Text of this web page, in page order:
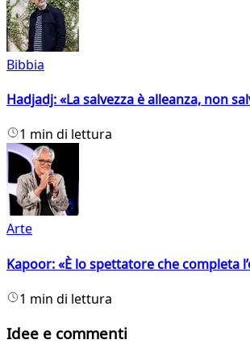
Bibbia
Hadjadj: «La salvezza è alleanza, non
1 min di lettura
Arte
Kapoor: «È lo spettatore che completa
1 min di lettura
Idee e commenti